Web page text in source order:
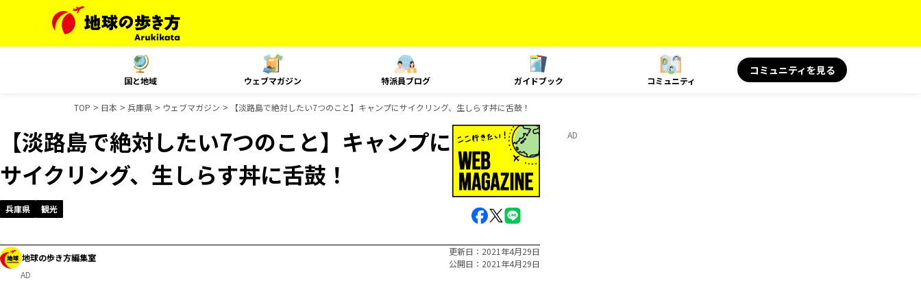
国と地域 ウェブマガジン 特派員ブログ ガイドブック コミュニティ
コミュニティを見る
TOP 日本 兵庫県 ウェブマガジン 【淡路島で絶対したい7つのこと】キャンプにサイクリング、生しらす丼に舌鼓！
【淡路島で絶対したい7つのこと】キャンプに
サイクリング、生しらす丼に舌鼓！
兵庫県 観光
地球の歩き方編集室
更新日
2021年4月29日
公開日
2021年4月29日
AD
AD